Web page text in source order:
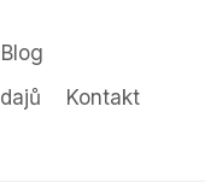
Blog
Kontakt